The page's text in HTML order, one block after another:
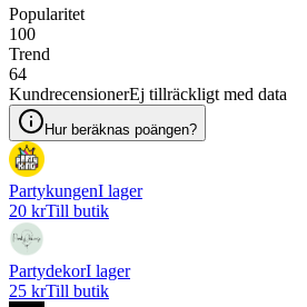
Popularitet
100
Trend
64
KundrecensionerEj tillräckligt med data
Hur beräknas poängen?
PartykungenI lager
20 krTill butik
PartydekorI lager
25 krTill butik